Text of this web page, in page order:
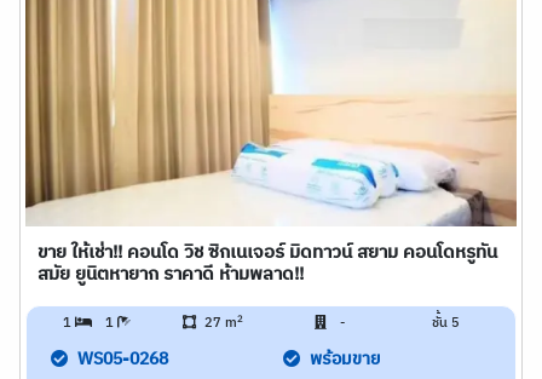
ขาย ให้เช่า!! คอนโด วิช ซิกเนเจอร์ มิดทาวน์ สยาม คอนโดหรูทัน
สมัย ยูนิตหายาก ราคาดี ห้ามพลาด!!
1 1 27 m2 - ชั้น 5
WS05-0268 พร้อมขาย